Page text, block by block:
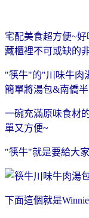
宅配美食超方便~
藏櫃裡不可或缺的
"筷牛"的"川味牛肉
簡單將湯包&南僑
一碗充滿原味食材
單又方便~
"筷牛"就是要給大
下面這個就是